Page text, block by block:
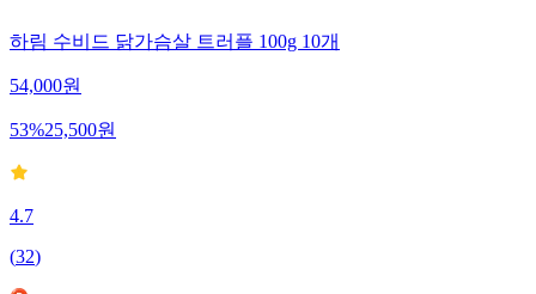
하림 수비드 닭가슴살 트러플 100g 10개
54,000원
53%25,500원
4.7
(32)